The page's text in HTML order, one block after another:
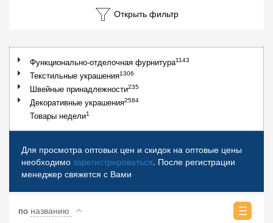
Открыть фильтр
Функционально-отделочная фурнитура1143
Текстильные украшения1306
Швейные принадлежности235
Декоративные украшения2584
Товары недели1
Для просмотра оптовых цен и скидок на оптовые цены
необходимо зарегистрироваться. После регистрации
менеджер свяжется с Вами
по названию